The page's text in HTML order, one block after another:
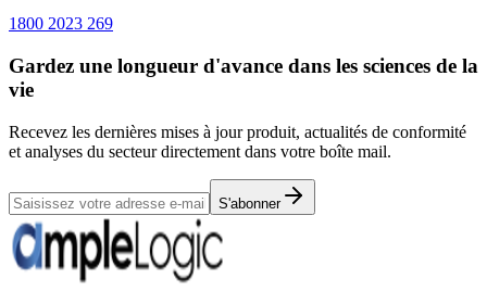
1800 2023 269
Gardez une longueur d'avance dans les sciences de la
vie
Recevez les dernières mises à jour produit, actualités de conformité
et analyses du secteur directement dans votre boîte mail.
S'abonner